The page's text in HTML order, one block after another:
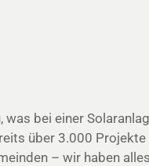
bei einer
über 3.000
– wir haben